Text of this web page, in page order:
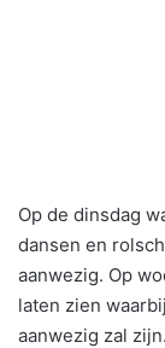
Op de dinsdag
dansen en
aanwezig. Op
laten zien
aanwezig zal